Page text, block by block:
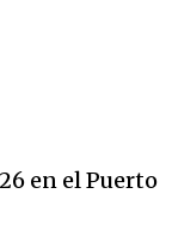
en el Puerto